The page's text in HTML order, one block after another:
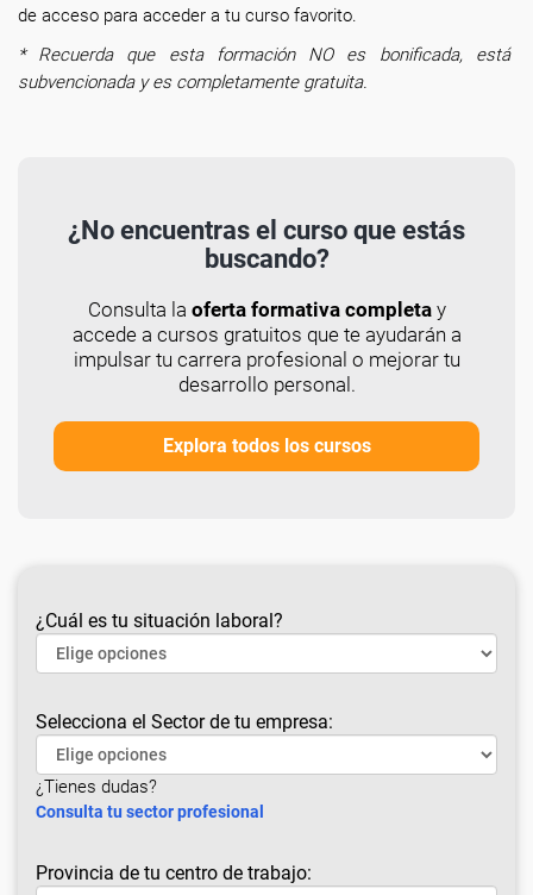
de acceso para acceder a tu curso favorito.
* Recuerda que esta formación NO es bonificada, está
subvencionada y es completamente gratuita.
¿No encuentras el curso que estás
buscando?
Consulta la oferta formativa completay
accede a cursos gratuitos que te ayudarán a
impulsar tu carrera profesional o mejorar tu
desarrollo personal.
Explora todos los cursos
¿Cuál es tu situación laboral?
Selecciona el Sector de tu empresa:
¿Tienes dudas?
Consulta tu sector profesional
Provincia de tu centro de trabajo: